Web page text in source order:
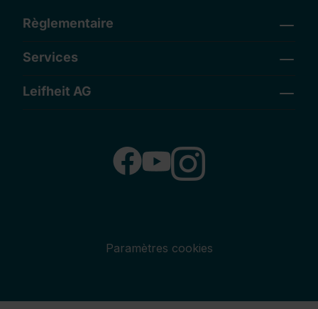
Règlementaire
Services
Leifheit AG
Paramètres cookies